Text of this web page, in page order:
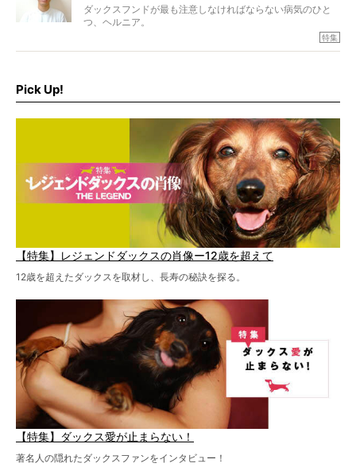
ダックスフンドが最も注意しなければならない病気のひと
つ、ヘルニア。
特集『ヘルニアに、負けない』では、ヘルニアに強い動物
を点滴投与する治療により、歩けなかった子が投与37日で
特集
Pick Up!
【特集】レジェンドダックスの肖像ー12歳を超えて
12歳を超えたダックスを取材し、長寿の秘訣を探る。
【特集】ダックス愛が止まらない！
著名人の隠れたダックスファンをインタビュー！